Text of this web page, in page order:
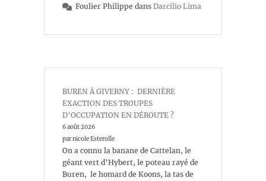
Foulier Philippe dans Darcilio Lima
BUREN À GIVERNY : DERNIÈRE
EXACTION DES TROUPES
D’OCCUPATION EN DÉROUTE ?
6 août 2026
par nicole Esterolle
On a connu la banane de Cattelan, le
géant vert d’Hybert, le poteau rayé de
Buren, le homard de Koons, la tas de